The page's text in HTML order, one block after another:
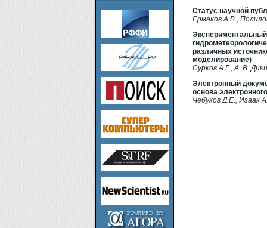
Статус научной
Ермаков А.В.,
различных
моделирование)
Сурков А.Г., А. В.
Электронный
основа
Чебуков Д.Е., Изаак